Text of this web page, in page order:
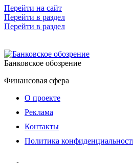
Перейти на сайт
Перейти в раздел
Перейти в раздел
Банковское обозрение
Финансовая сфера
О проекте
Реклама
Контакты
Политика